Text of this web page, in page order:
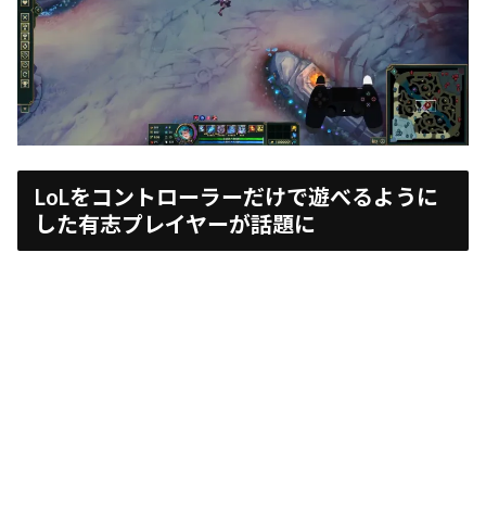
LoLをコントローラーだけで遊べるように
した有志プレイヤーが話題に